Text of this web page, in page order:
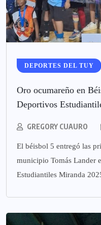
DEPORTES DEL TUY
Oro ocumareño en
Deportivos
GREGORY CUAURO
El béisbol 5 entregó las
municipio Tomás Lander
Estudiantiles Miranda